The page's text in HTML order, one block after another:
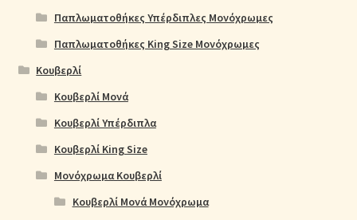
Παπλωματοθήκες Υπέρδιπλες Μονόχρωμες
Παπλωματοθήκες King Size Μονόχρωμες
Κουβερλί
Κουβερλί Μονά
Κουβερλί Υπέρδιπλα
Κουβερλί King Size
Μονόχρωμα Κουβερλί
Κουβερλί Μονά Μονόχρωμα